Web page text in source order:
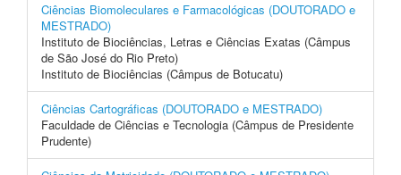
Ciências Biomoleculares e Farmacológicas (DOUTORADO e
MESTRADO)
Instituto de Biociências, Letras e Ciências Exatas (Câmpus
de São José do Rio Preto)
Instituto de Biociências (Câmpus de Botucatu)
Ciências Cartográficas (DOUTORADO e MESTRADO)
Faculdade de Ciências e Tecnologia (Câmpus de Presidente
Prudente)